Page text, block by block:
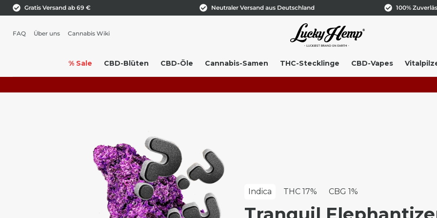
Gratis Versand ab 69 € Neutraler Versand aus Deutschland 100%
FAQ Über uns Cannabis Wiki
% Sale CBD-Blüten CBD-Öle Cannabis-Samen THC-Stecklinge CBD-Vapes
Indica THC 17% CBG 1%